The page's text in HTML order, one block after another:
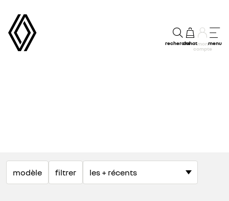
rechercheachatmon
compte
menu
modèle filtrer